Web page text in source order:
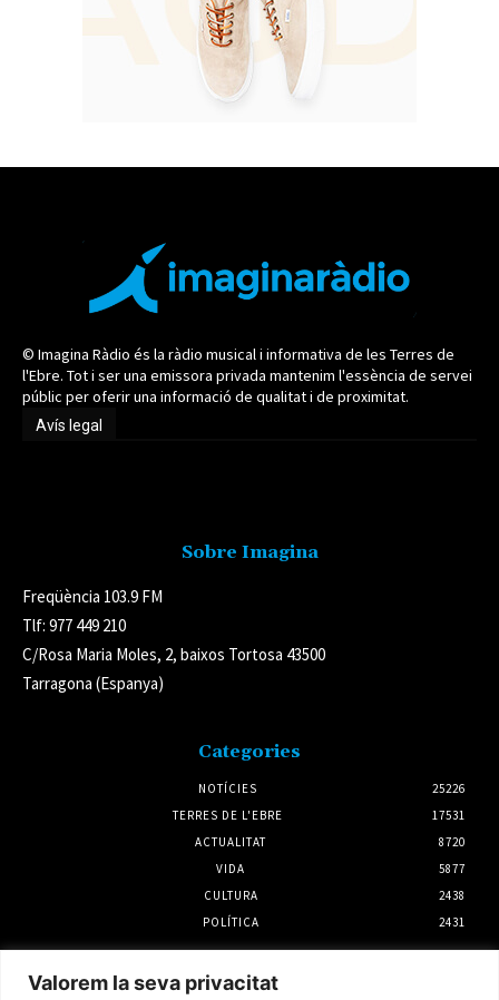
Valorem la seva privacitat
© Imagina Ràdio és la ràdio musical i informativa de les Terres de
l'Ebre. Tot i ser una emissora privada mantenim l'essència de servei
públic per oferir una informació de qualitat i de proximitat.
Avís legal
Sobre Imagina
Freqüència 103.9 FM
Tlf: 977 449 210
C/Rosa Maria Moles, 2, baixos Tortosa 43500
Tarragona (Espanya)
Categories
NOTÍCIES
25226
TERRES DE L'EBRE
17531
ACTUALITAT
8720
VIDA
5877
CULTURA
2438
POLÍTICA
2431